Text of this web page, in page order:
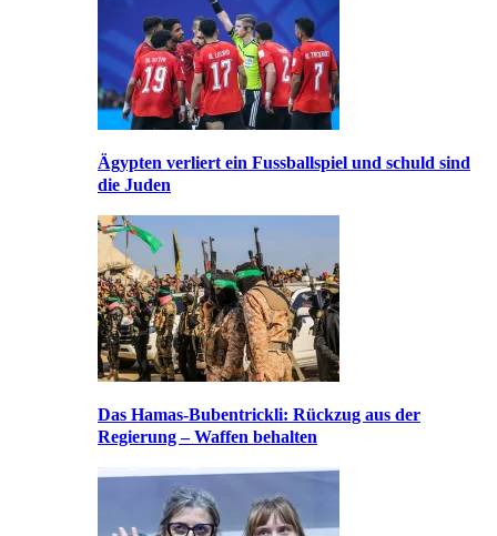
Ägypten verliert ein Fussballspiel und schuld sind
die Juden
Das Hamas-Bubentrickli: Rückzug aus der
Regierung – Waffen behalten